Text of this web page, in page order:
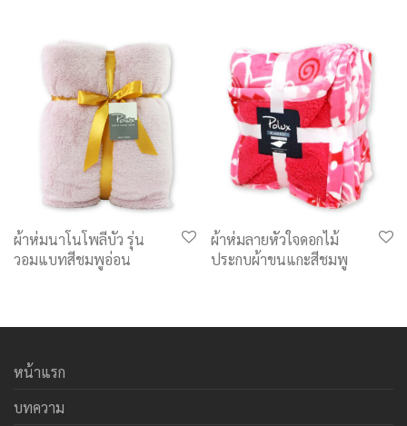
ผ้าห่มนาโนโพลีบัว รุ่น
วอมแบทสีชมพูอ่อน
ผ้าห่มลายหัวใจดอกไม้
ประกบผ้าขนแกะสีชมพู
หน้าแรก
บทความ